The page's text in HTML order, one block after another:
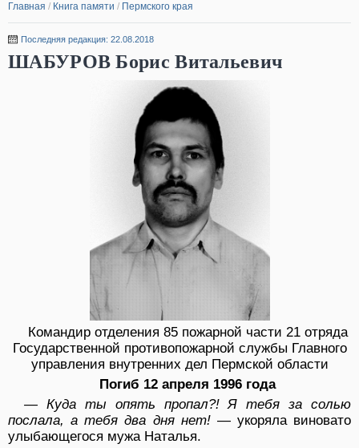
Главная / Книга памяти / Пермского края
Последняя редакция: 22.08.2018
ШАБУРОВ Борис Витальевич
Командир отделения 85 пожарной части 21 отряда
Государственной противопожарной службы Главного
управления внутренних дел Пермской области
Погиб 12 апреля 1996 года
— Куда ты опять пропал?! Я тебя за солью
послала, а тебя два дня нет!— укоряла виновато
улыбающегося мужа Наталья.